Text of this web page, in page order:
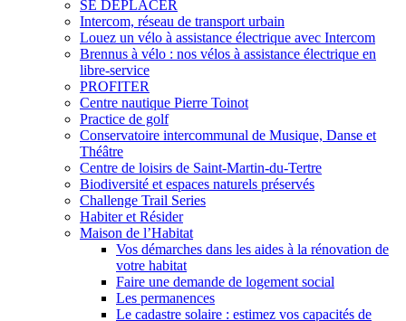
SE DÉPLACER
Intercom, réseau de transport urbain
Louez un vélo à assistance électrique avec Intercom
Brennus à vélo : nos vélos à assistance électrique en
libre-service
PROFITER
Centre nautique Pierre Toinot
Practice de golf
Conservatoire intercommunal de Musique, Danse et
Théâtre
Centre de loisirs de Saint-Martin-du-Tertre
Biodiversité et espaces naturels préservés
Challenge Trail Series
Habiter et Résider
Maison de l’Habitat
Vos démarches dans les aides à la rénovation de
votre habitat
Faire une demande de logement social
Les permanences
Le cadastre solaire : estimez vos capacités de